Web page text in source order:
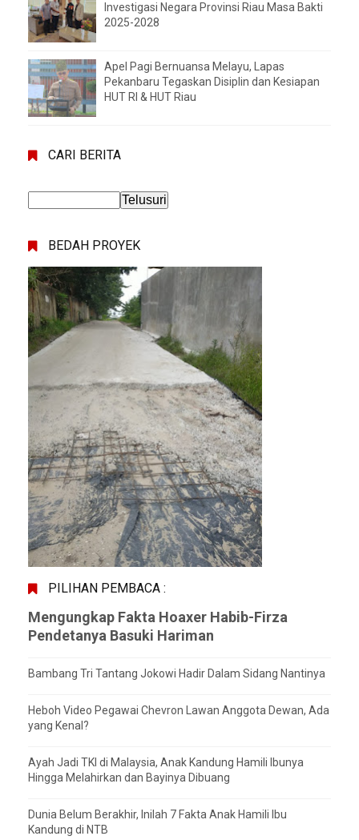
Investigasi Negara Provinsi Riau Masa Bakti
2025-2028
Apel Pagi Bernuansa Melayu, Lapas
Pekanbaru Tegaskan Disiplin dan Kesiapan
HUT RI & HUT Riau
CARI BERITA
BEDAH PROYEK
PILIHAN PEMBACA :
Mengungkap Fakta Hoaxer Habib-Firza
Pendetanya Basuki Hariman
Bambang Tri Tantang Jokowi Hadir Dalam Sidang Nantinya
Heboh Video Pegawai Chevron Lawan Anggota Dewan, Ada
yang Kenal?
Ayah Jadi TKI di Malaysia, Anak Kandung Hamili Ibunya
Hingga Melahirkan dan Bayinya Dibuang
Dunia Belum Berakhir, Inilah 7 Fakta Anak Hamili Ibu
Kandung di NTB